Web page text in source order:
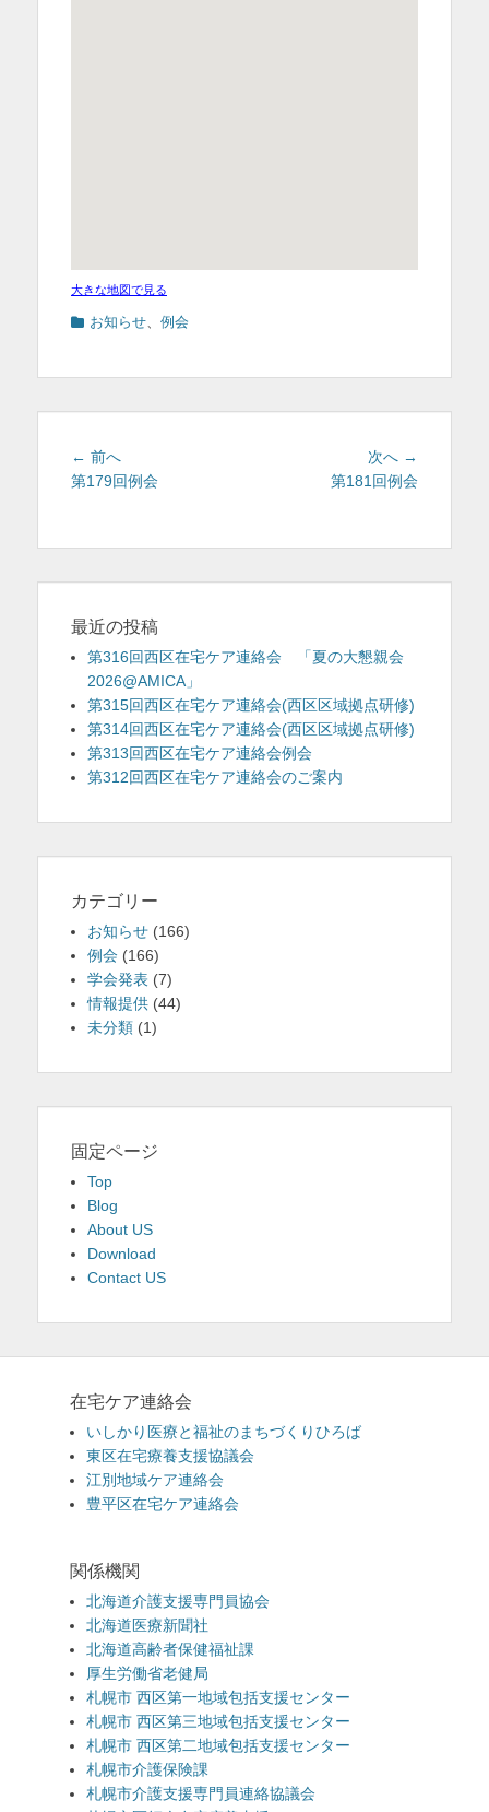
大きな地図で見る
カ お知らせ、 例会
投
稿
ー
シ
ョ
ン
← 前へ
の
第179回例会
次へ →
の
第181回例会
最近の投稿
第316回西区在宅ケア連絡会 「夏の大懇親会
2026@AMICA」
第315回西区在宅ケア連絡会(西区区域拠点研修)
第314回西区在宅ケア連絡会(西区区域拠点研修)
第313回西区在宅ケア連絡会例会
第312回西区在宅ケア連絡会のご案内
カテゴリー
お知らせ (166)
例会 (166)
学会発表 (7)
情報提供 (44)
未分類 (1)
固定ページ
Top
Blog
About US
Download
Contact US
在宅ケア連絡会
いしかり医療と福祉のまちづくりひろば
東区在宅療養支援協議会
江別地域ケア連絡会
豊平区在宅ケア連絡会
関係機関
北海道介護支援専門員協会
北海道医療新聞社
北海道高齢者保健福祉課
厚生労働省老健局
札幌市 西区第一地域包括支援センター
札幌市 西区第三地域包括支援センター
札幌市 西区第二地域包括支援センター
札幌市介護保険課
札幌市介護支援専門員連絡協議会